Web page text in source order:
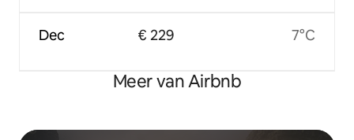
Dec € 229 7°C
Meer van Airbnb